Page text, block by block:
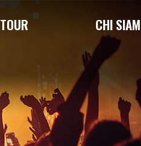
TOUR CHI